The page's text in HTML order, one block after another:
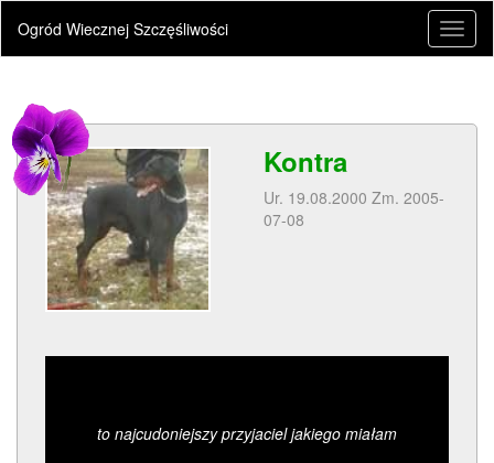
Ogród Wiecznej Szczęśliwości
Kontra
Ur. 19.08.2000 Zm. 2005-
07-08
to najcudoniejszy przyjaciel jakiego miałam